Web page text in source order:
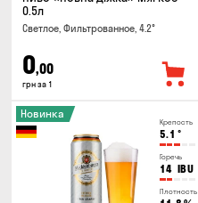
0.5л
Светлое, Фильтрованное, 4.2°
0,00
грн за 1
Крепость
5.1 °
Горечь
14 IBU
Плотность
Новинка